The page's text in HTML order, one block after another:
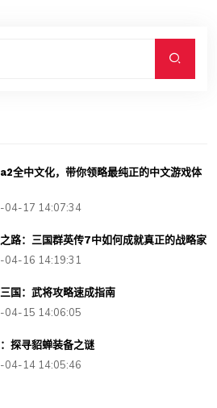
全中文化，带你领略最纯正的中文游戏体
04-17 14:07:34
路：三国群英传7中如何成就真正的战略家
04-16 14:19:31
国：武将攻略速成指南
04-15 14:06:05
探寻貂蝉装备之谜
04-14 14:05:46